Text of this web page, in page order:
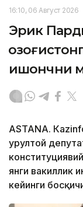
16:10, 06 Август 2026
Эрик
ишончни
ASTANА.
Қурултой
янги вакиллик
кейинги